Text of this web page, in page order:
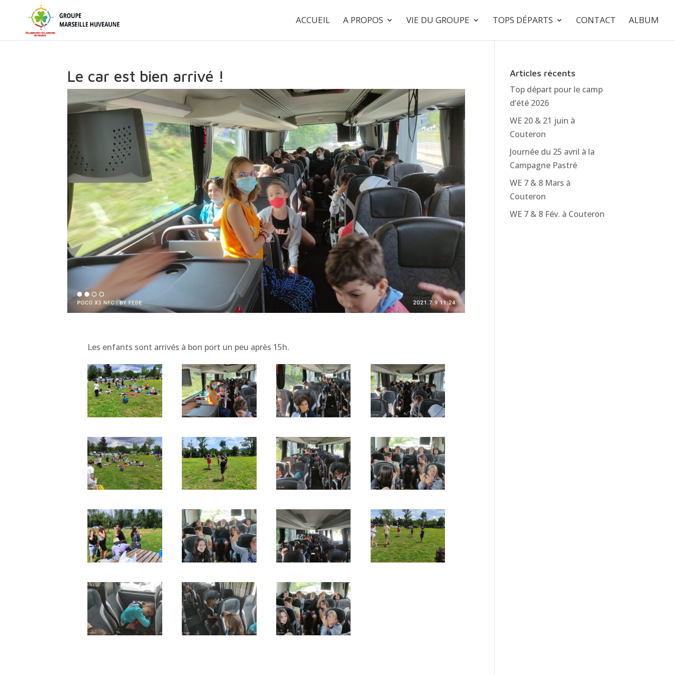
ACCUEIL A PROPOS VIE DU GROUPE TOPS DÉPARTS CONTACT ALBUM
Le car est bien arrivé !
Les enfants sont arrivés à bon port un peu après 15h.
Articles récents
Top départ pour le camp
d’été 2026
WE 20 & 21 juin à
Couteron
Journée du 25 avril à la
Campagne Pastré
WE 7 & 8 Mars à
Couteron
WE 7 & 8 Fév. à Couteron